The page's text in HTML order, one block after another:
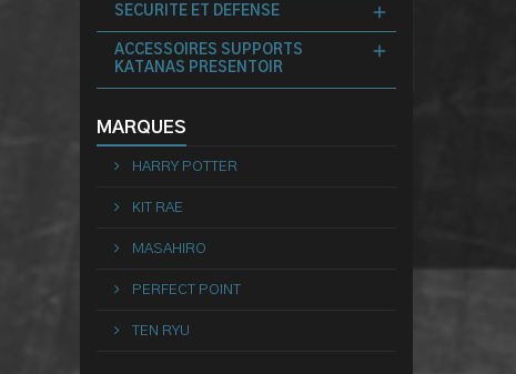
SECURITE ET DEFENSE
ACCESSOIRES SUPPORTS
KATANAS PRESENTOIR
MARQUES
HARRY POTTER
KIT RAE
MASAHIRO
PERFECT POINT
TEN RYU